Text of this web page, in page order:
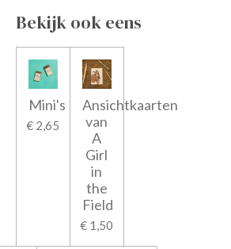
Bekijk ook eens
Mini's
€ 2,65
Ansichtkaarten
van
A
Girl
in
the
Field
€ 1,50